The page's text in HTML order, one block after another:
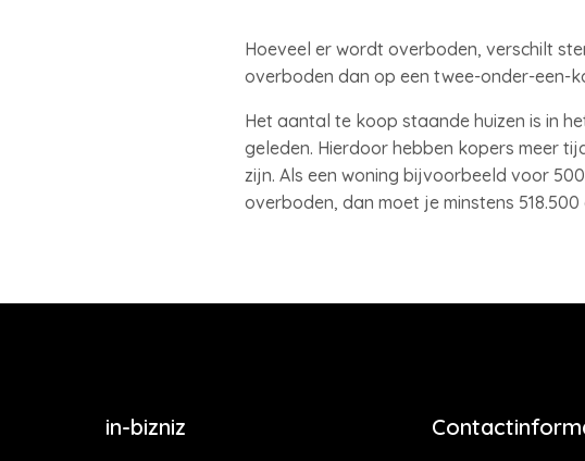
Hoeveel er wordt overboden, verschilt
overboden dan op een twee-onder-een-
Het aantal te koop staande huizen is in
geleden. Hierdoor hebben kopers meer
zijn. Als een woning bijvoorbeeld voor
overboden, dan moet je minstens
in-bizniz